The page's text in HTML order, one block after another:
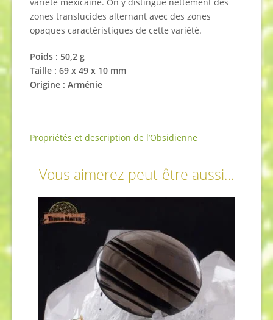
zones translucides alternant avec des zones
opaques caractéristiques de cette variété.
Poids : 50,2 g
Taille : 69 x 49 x 10 mm
Origine : Arménie
Propriétés et description de l’Obsidienne
Vous aimerez peut-être aussi…